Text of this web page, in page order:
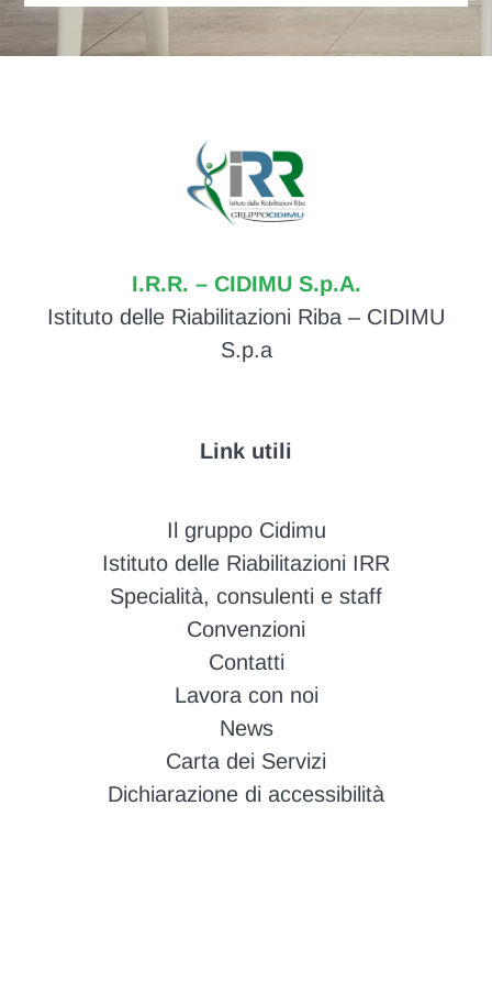
I.R.R. – CIDIMU S.p.A.
Istituto delle Riabilitazioni Riba – CIDIMU
S.p.a
Link utili
Il gruppo Cidimu
Istituto delle Riabilitazioni IRR
Specialità, consulenti e staff
Convenzioni
Contatti
Lavora con noi
News
Carta dei Servizi
Dichiarazione di accessibilità